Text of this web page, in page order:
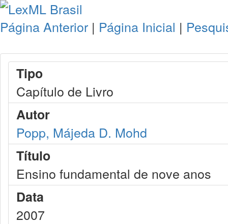
Página Anterior | Página Inicial |
Tipo
Capítulo de Livro
Autor
Popp, Májeda D. Mohd
Título
Ensino fundamental de nove anos
Data
2007